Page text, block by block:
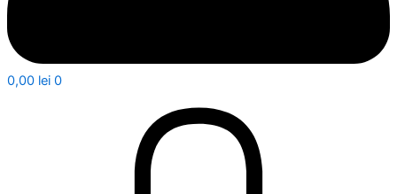
0,00 lei 0